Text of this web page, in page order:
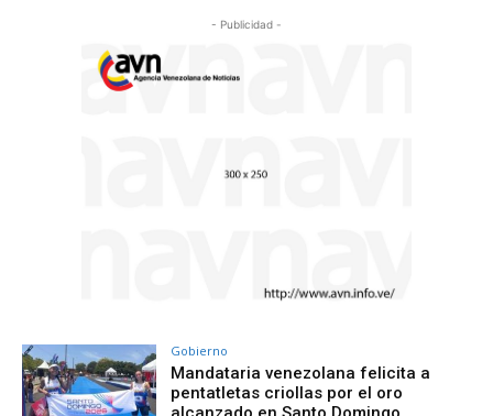
- Publicidad -
Gobierno
Mandataria venezolana felicita a
pentatletas criollas por el oro